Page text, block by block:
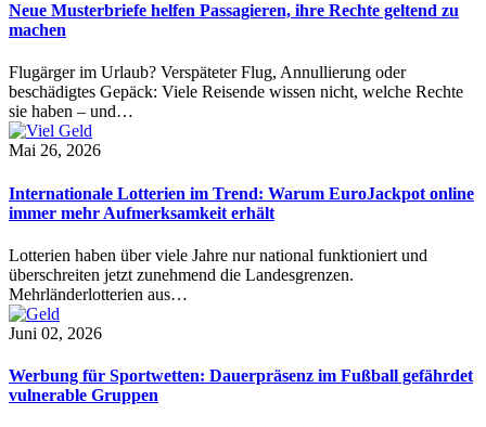
Neue Musterbriefe helfen Passagieren, ihre Rechte geltend zu
machen
Flugärger im Urlaub? Verspäteter Flug, Annullierung oder
beschädigtes Gepäck: Viele Reisende wissen nicht, welche Rechte
sie haben – und…
Mai 26, 2026
Internationale Lotterien im Trend: Warum EuroJackpot online
immer mehr Aufmerksamkeit erhält
Lotterien haben über viele Jahre nur national funktioniert und
überschreiten jetzt zunehmend die Landesgrenzen.
Mehrländerlotterien aus…
Juni 02, 2026
Werbung für Sportwetten: Dauerpräsenz im Fußball gefährdet
vulnerable Gruppen